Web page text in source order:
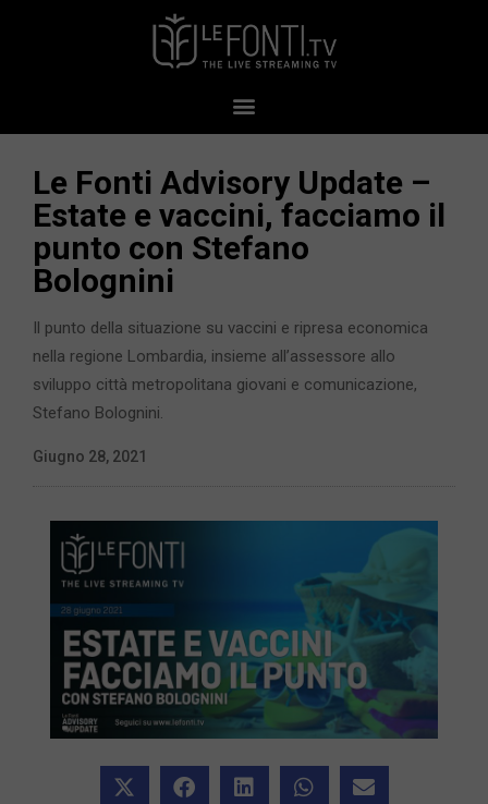
Le Fonti Advisory Update –
Estate e vaccini, facciamo il
punto con Stefano
Bolognini
Il punto della situazione su vaccini e ripresa economica
nella regione Lombardia, insieme all’assessore allo
sviluppo città metropolitana giovani e comunicazione,
Stefano Bolognini.
Giugno 28, 2021